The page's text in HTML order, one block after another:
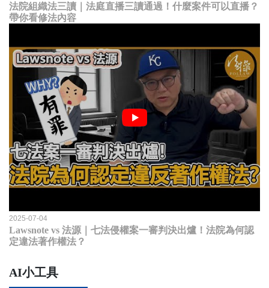
法院組織法三讀｜法庭直播三讀通過！什麼案件可以直播？
帶你看修法內容
2025-07-04
Lawsnote vs 法源｜七法侵權案一審判決出爐！法院為何認
定違法著作權法？
AI小工具